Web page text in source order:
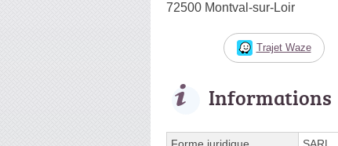
72500 Montval-sur-Loir
Trajet Waze
Informations
Forme juridique
SARL